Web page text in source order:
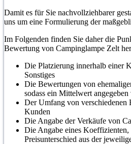
Damit es für Sie nachvollziehbarer
uns um eine Formulierung der
Im Folgenden finden Sie daher die
Bewertung von Campinglampe Zelt
Die Platzierung innerhalb einer
Sonstiges
Die Bewertungen von
sodass ein Mittelwert
Der Umfang von verschiedenen
Kunden
Die Angabe der Verkäufe von
Die Angabe eines Koeffizienten,
Preisunterschied aus der